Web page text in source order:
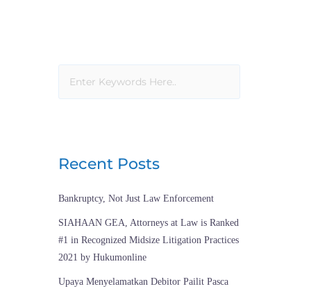
Recent Posts
Bankruptcy, Not Just Law Enforcement
SIAHAAN GEA, Attorneys at Law is Ranked
#1 in Recognized Midsize Litigation Practices
2021 by Hukumonline
Upaya Menyelamatkan Debitor Pailit Pasca